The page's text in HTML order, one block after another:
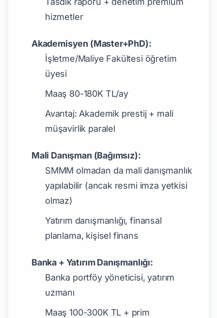
hizmetler
Akademisyen (Master+PhD):
İşletme/Maliye Fakültesi öğretim
üyesi
Maaş 80-180K TL/ay
Avantaj: Akademik prestij + mali
müşavirlik paralel
Mali Danışman (Bağımsız):
SMMM olmadan da mali danışmanlık
yapılabilir (ancak resmi imza yetkisi
olmaz)
Yatırım danışmanlığı, finansal
planlama, kişisel finans
Banka + Yatırım Danışmanlığı:
Banka portföy yöneticisi, yatırım
uzmanı
Maaş 100-300K TL + prim